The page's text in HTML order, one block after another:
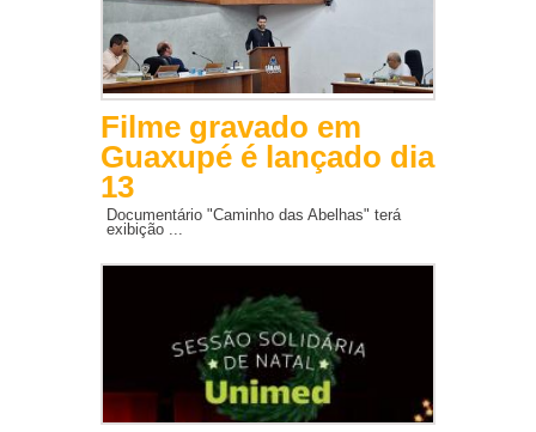
Filme gravado em
Guaxupé é lançado dia
13
Documentário "Caminho das Abelhas" terá
exibição ...